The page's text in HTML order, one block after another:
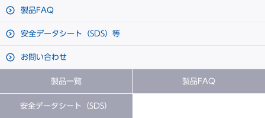
製品FAQ
安全データシート（SDS）等
お問い合わせ
製品一覧 製品FAQ
安全データシート（SDS）